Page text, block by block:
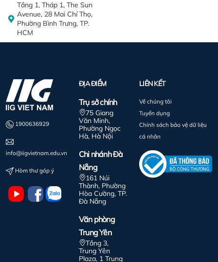
Tầng 1, Tháp 1, The Sun
Avenue, 28 Mai Chí Thọ,
Phường Bình Trưng, TP.
HCM
1900636929
info@iigvietnam.edu.vn
Hòm thư góp ý
ĐỊA ĐIỂM
Trụ sở chính
75 Giang
Văn Minh,
Phường Ngọc
Hà, Hà Nội
Chi nhánh Đà
Nẵng
161 Núi
Thành, Phường
Hòa Cường, TP.
Đà Nẵng
Văn phòng
Trung Yên
Tầng 3,
Trung Yên
Plaza, 1 Trung
LIÊN KẾT
Về chúng tôi
Tuyển dụng
Chính sách bảo vệ dữ liệu
cá nhân